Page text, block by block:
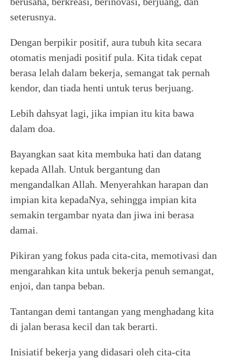
seterusnya.
Dengan berpikir positif, aura tubuh kita secara
otomatis menjadi positif pula. Kita tidak cepat
berasa lelah dalam bekerja, semangat tak pernah
kendor, dan tiada henti untuk terus berjuang.
Lebih dahsyat lagi, jika impian itu kita bawa
dalam doa.
Bayangkan saat kita membuka hati dan datang
kepada Allah. Untuk bergantung dan
mengandalkan Allah. Menyerahkan harapan dan
impian kita kepadaNya, sehingga impian kita
semakin tergambar nyata dan jiwa ini berasa
damai.
Pikiran yang fokus pada cita-cita, memotivasi dan
mengarahkan kita untuk bekerja penuh semangat,
enjoi, dan tanpa beban.
Tantangan demi tantangan yang menghadang kita
di jalan berasa kecil dan tak berarti.
Inisiatif bekerja yang didasari oleh cita-cita